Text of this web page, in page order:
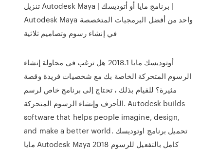
تنزيل Autodesk Maya | برنامج مايا أو أتوديسك |
Autodesk Maya واحد من أفضل البرمجيات المتخصصة
في إنشاء رسوم وتصاميم ثلاثية
أوتوديسك مايا 2018.1 هل ترغب في محاولة إنشاء
الرسوم المتحركة الخاصة بك مع شخصيات فريدة وقصة
مثيرة؟ للقيام بذلك ، تحتاج إلى برنامج خاص لرسم
الأحرف وإنشاء الرسوم المتحركة. Autodesk builds
software that helps people imagine, design,
and make a better world. تحميل برنامج اوتوديسك
مايا Autodesk Maya 2018 كامل بالتفعيل للرسوم